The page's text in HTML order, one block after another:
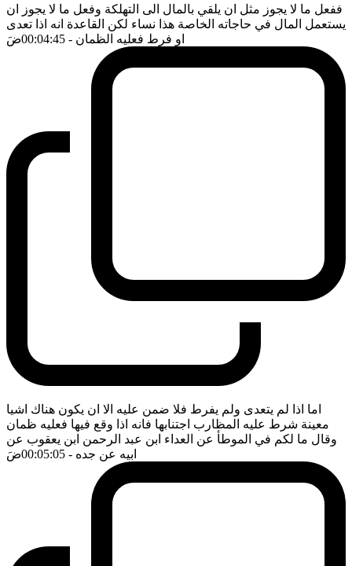
ففعل ما لا يجوز مثل ان يلقي بالمال الى التهلكة وفعل ما لا يجوز ان
يستعمل المال في حاجاته الخاصة هذا نساء لكن القاعدة انه اذا تعدى
او فرط فعليه الظمان - 00:04:45 ضَ
اما اذا لم يتعدى ولم يفرط فلا ضمن عليه الا ان يكون هناك اشيا
معينة شرط عليه المظارب اجتنابها فانه اذا وقع فيها فعليه ظمان
وقال ما لكم في الموطأ عن العداء ابن عبد الرحمن ابن يعقوب عن
ابيه عن جده - 00:05:05 ضَ